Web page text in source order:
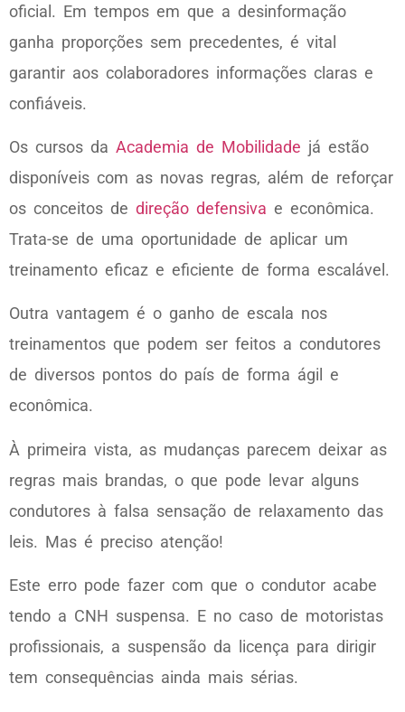
oficial. Em tempos em que a desinformação
ganha proporções sem precedentes, é vital
garantir aos colaboradores informações claras e
confiáveis.
Os cursos da Academia de Mobilidade já estão
disponíveis com as novas regras, além de reforçar
os conceitos de direção defensiva e econômica.
Trata-se de uma oportunidade de aplicar um
treinamento eficaz e eficiente de forma escalável.
Outra vantagem é o ganho de escala nos
treinamentos que podem ser feitos a condutores
de diversos pontos do país de forma ágil e
econômica.
À primeira vista, as mudanças parecem deixar as
regras mais brandas, o que pode levar alguns
condutores à falsa sensação de relaxamento das
leis. Mas é preciso atenção!
Este erro pode fazer com que o condutor acabe
tendo a CNH suspensa. E no caso de motoristas
profissionais, a suspensão da licença para dirigir
tem consequências ainda mais sérias.